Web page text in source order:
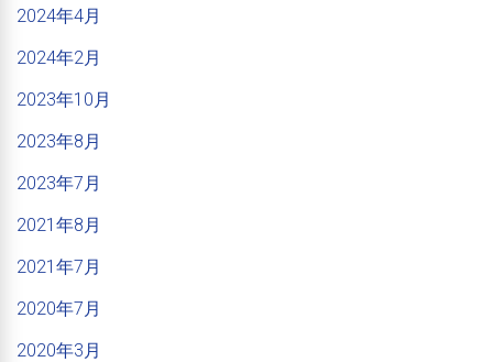
2024年4月
2024年2月
2023年10月
2023年8月
2023年7月
2021年8月
2021年7月
2020年7月
2020年3月